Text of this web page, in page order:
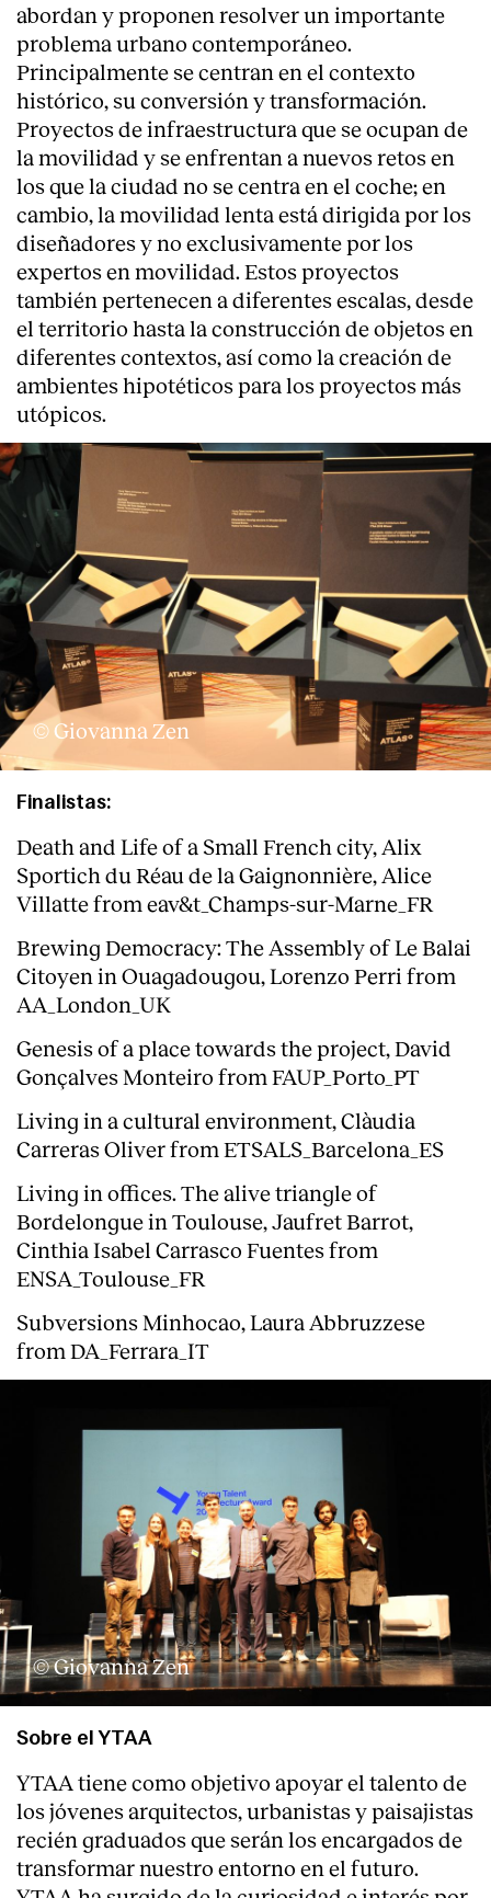
Clientes
abordan y proponen resolver un importante
problema urbano contemporáneo.
Principalmente se centran en el contexto
histórico, su conversión y transformación.
Proyectos de infraestructura que se ocupan de
la movilidad y se enfrentan a nuevos retos en
los que la ciudad no se centra en el coche; en
cambio, la movilidad lenta está dirigida por los
diseñadores y no exclusivamente por los
expertos en movilidad. Estos proyectos
también pertenecen a diferentes escalas, desde
el territorio hasta la construcción de objetos en
diferentes contextos, así como la creación de
ambientes hipotéticos para los proyectos más
utópicos.
© Giovanna Zen
Finalistas:
Death and Life of a Small French city, Alix
Sportich du Réau de la Gaignonnière, Alice
Villattefrom eav&t_Champs-sur-Marne_FR
Brewing Democracy: The Assembly of Le Balai
Citoyen in Ouagadougou, Lorenzo Perri from
AA_London_UK
Genesis of a place towards the project, David
Gonçalves Monteiro from FAUP_Porto_PT
Living in a cultural environment, Clàudia
Carreras Oliverfrom ETSALS_Barcelona_ES
Living in offices. The alive triangle of
Bordelongue in Toulouse, Jaufret Barrot,
Cinthia Isabel Carrasco Fuentes from
ENSA_Toulouse_FR
Subversions Minhocao, Laura Abbruzzese
from DA_Ferrara_IT
© Giovanna Zen
Sobre el YTAA
YTAA tiene como objetivo apoyar el talento de
los jóvenes arquitectos, urbanistas y paisajistas
recién graduados que serán los encargados de
transformar nuestro entorno en el futuro.